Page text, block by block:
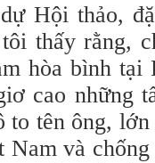
Hội thảo,
thấy rằng,
hòa bình tại
cao những
tên ông,
và